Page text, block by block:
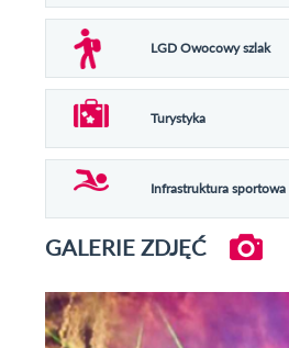
LGD Owocowy szlak
Turystyka
Infrastruktura sportowa
GALERIE ZDJĘĆ